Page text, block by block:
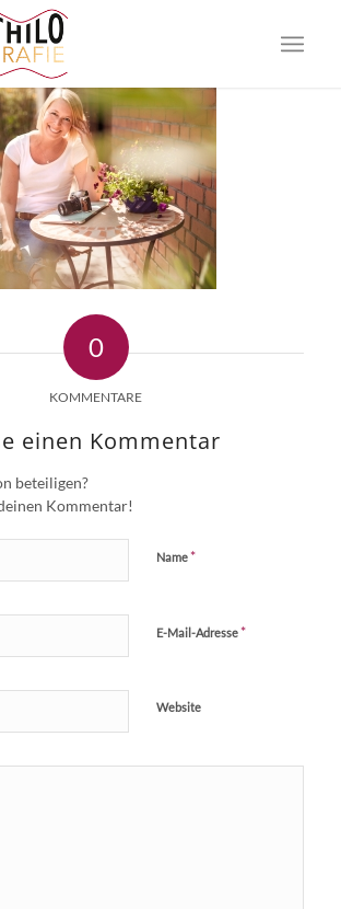
0
KOMMENTARE
einen Kommentar
beteiligen?
Kommentar!
Name*
E-Mail-Adresse*
Website